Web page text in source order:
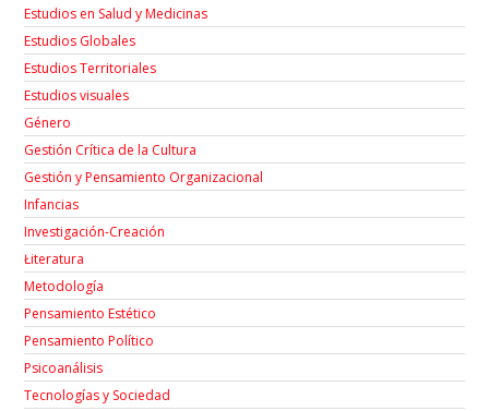
Estudios en Salud y Medicinas
Estudios Globales
Estudios Territoriales
Estudios visuales
Género
Gestión Crítica de la Cultura
Gestión y Pensamiento Organizacional
Infancias
Investigación-Creación
Łiteratura
Metodología
Pensamiento Estético
Pensamiento Político
Psicoanálisis
Tecnologías y Sociedad